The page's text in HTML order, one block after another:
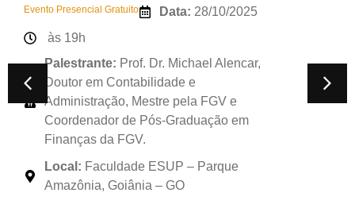
Evento Presencial Gratuito Data: 28/10/2025
às 19h
Palestrante: Prof. Dr. Michael Alencar,
Doutor em Contabilidade e
Administração, Mestre pela FGV e
Coordenador de Pós-Graduação em
Finanças da FGV.
Local: Faculdade ESUP – Parque
Amazônia, Goiânia – GO